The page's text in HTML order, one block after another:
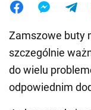
Zamszowe buty
szczególnie
do wielu
odpowiednim